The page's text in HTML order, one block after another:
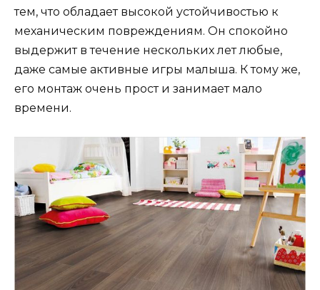
тем, что обладает высокой устойчивостью к
механическим повреждениям. Он спокойно
выдержит в течение нескольких лет любые,
даже самые активные игры малыша. К тому же,
его монтаж очень прост и занимает мало
времени.